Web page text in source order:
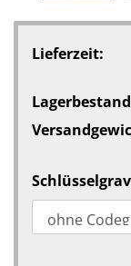
Lieferzeit: